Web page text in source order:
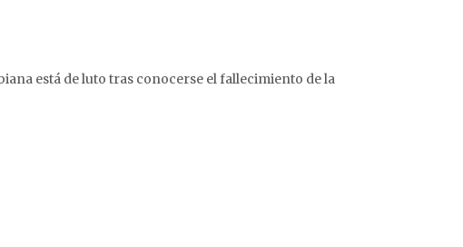
está de luto tras conocerse el fallecimiento de la